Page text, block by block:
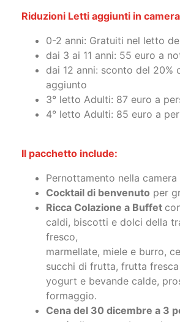
Riduzioni Letti aggiunti in
0-2 anni: Gratuiti nel letto
dai 3 ai 11 anni: 55 euro a
dai 12 anni: sconto del 20%
aggiunto
3° letto Adulti: 87 euro a
4° letto Adulti: 85 euro a
Il pacchetto include:
Pernottamento nella
Cocktail di benvenuto per
Ricca Colazione a Buffet
caldi, biscotti e dolci della
fresco,
marmellate, miele e burro,
succhi di frutta, frutta
yogurt e bevande calde,
formaggio.
Cena del 30 dicembre a 3